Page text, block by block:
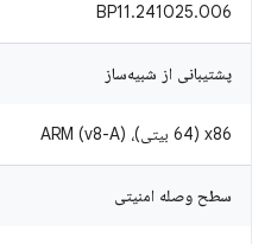
BP11.241025.006
پشتیبانی از شبیه‌ساز
x86 (64 بیتی)، ARM (v8-A)
سطح وصله امنیتی